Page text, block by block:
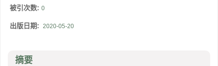
被引次数: 0
出版日期: 2020-05-20
摘要